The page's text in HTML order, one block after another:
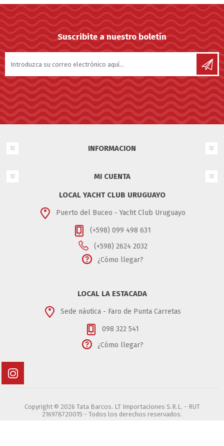
Suscribite a nuestro boletín
INFORMACION
MI CUENTA
LOCAL YACHT CLUB URUGUAYO
Puerto del Buceo - Yacht Club Uruguayo
(+598) 099 498 631
(+598) 2624 2032
¿Cómo llegar?
LOCAL LA ESTACADA
Sede náutica - Faro de Punta Carretas
098 322 541
¿Cómo llegar?
Copyright © 2026 Tata Barcos. LT Importaciones S.R.L. - RUT
216978720015 - Todos los derechos reservados.